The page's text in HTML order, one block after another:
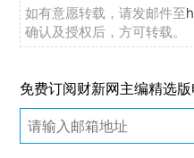
如有意愿转载，请发邮件至
确认及授权后，方可转载。
免费订阅财新网主编精选